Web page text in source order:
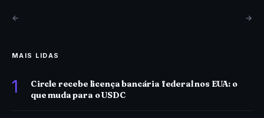
← →
MAIS LIDAS
1
Circle recebe licença bancária federal nos EUA: o
que muda para o USDC